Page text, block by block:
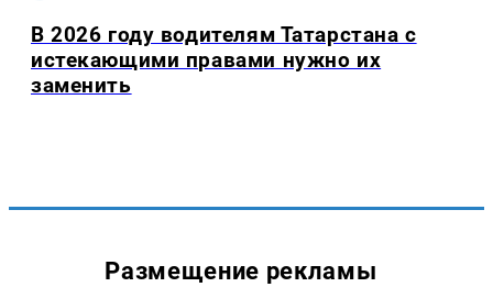
В 2026 году водителям Татарстана с
истекающими правами нужно их
заменить
Размещение рекламы